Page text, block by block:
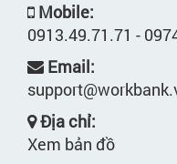
Mobile:
0913.49.71.71 -
Email:
Địa chỉ:
Xem bản đồ